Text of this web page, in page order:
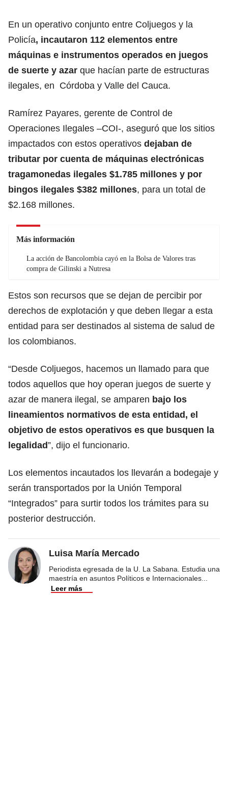
En un operativo conjunto entre Coljuegos y la
Policía, incautaron 112 elementos entre
máquinas e instrumentos operados en juegos
de suerte y azar que hacían parte de estructuras
ilegales, en Córdoba y Valle del Cauca.
Ramírez Payares, gerente de Control de
Operaciones Ilegales –COI-, aseguró que los sitios
impactados con estos operativos dejaban de
tributar por cuenta de máquinas electrónicas
tragamonedas ilegales $1.785 millones y por
bingos ilegales $382 millones, para un total de
$2.168 millones.
Más información
La acción de Bancolombia cayó en la Bolsa de Valores tras
compra de Gilinski a Nutresa
Estos son recursos que se dejan de percibir por
derechos de explotación y que deben llegar a esta
entidad para ser destinados al sistema de salud de
los colombianos.
“Desde Coljuegos, hacemos un llamado para que
todos aquellos que hoy operan juegos de suerte y
azar de manera ilegal, se amparen bajo los
lineamientos normativos de esta entidad, el
objetivo de estos operativos es que busquen la
legalidad”, dijo el funcionario.
Los elementos incautados los llevarán a bodegaje y
serán transportados por la Unión Temporal
“Integrados” para surtir todos los trámites para su
posterior destrucción.
Luisa María Mercado
Periodista egresada de la U. La Sabana. Estudia una
maestría en asuntos Políticos e Internacionales
Leer más